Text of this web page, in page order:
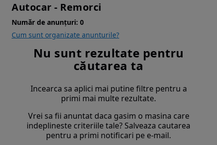
Autocar - Remorci
Număr de anunțuri: 0
Cum sunt organizate anunturile?
Nu sunt rezultate pentru
căutarea ta
Incearca sa aplici mai putine filtre pentru a
primi mai multe rezultate.
Vrei sa fii anuntat daca gasim o masina care
indeplineste criteriile tale? Salveaza cautarea
pentru a primi notificari pe e-mail.